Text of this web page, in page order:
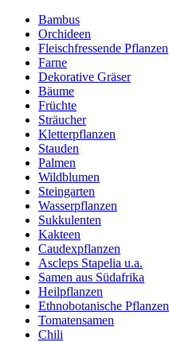
Bambus
Orchideen
Fleischfressende Pflanzen
Farne
Dekorative Gräser
Bäume
Früchte
Sträucher
Kletterpflanzen
Stauden
Palmen
Wildblumen
Steingarten
Wasserpflanzen
Sukkulenten
Kakteen
Caudexpflanzen
Ascleps Stapelia u.a.
Samen aus Südafrika
Heilpflanzen
Ethnobotanische Pflanzen
Tomatensamen
Chili